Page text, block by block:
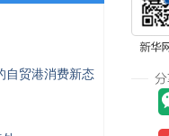
自贸港消费新态